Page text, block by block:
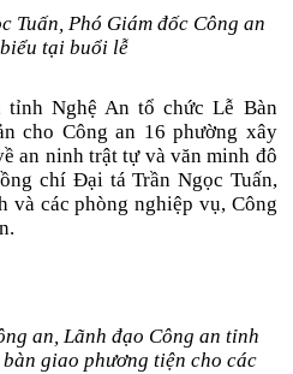
Phó Giám đốc Công an
tại buổi lễ
tỉnh Nghệ An tổ chức Lễ Bàn
cho Công an 16 phường xây
an ninh trật tự và văn minh đô
chí Đại tá Trần Ngọc Tuấn,
và các phòng nghiệp vụ, Công
an, Lãnh đạo Công an tỉnh
giao phương tiện cho các